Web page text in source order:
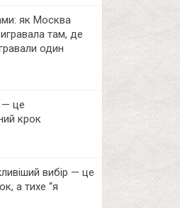
як Москва
там, де
один
— це
крок
вибір — це
а тихе “я